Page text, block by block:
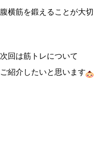
腹横筋を鍛えることが大
次回は筋トレについて
ご紹介したいと思います